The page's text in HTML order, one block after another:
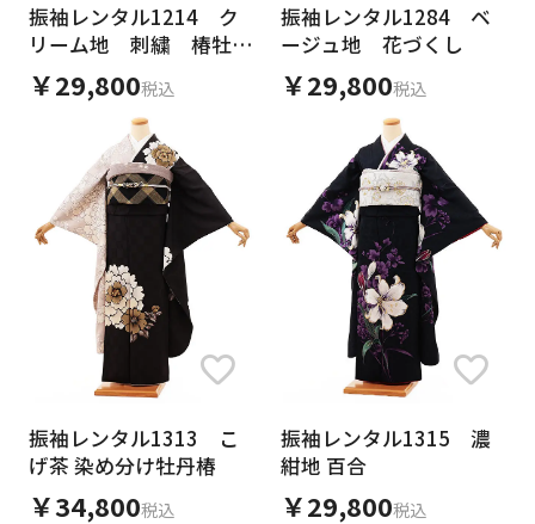
振袖レンタル1214 ク
リーム地 刺繍 椿牡丹
(化繊)
￥29,800税込
振袖レンタル1284 ベ
ージュ地 花づくし
￥29,800税込
振袖レンタル1313 こ
げ茶 染め分け牡丹椿
￥34,800税込
振袖レンタル1315 濃
紺地 百合
￥29,800税込